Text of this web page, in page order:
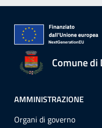
Comune
AMMINISTRAZIONE
Organi di governo